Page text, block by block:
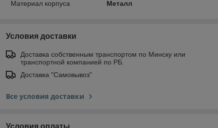
Материал корпуса Металл
Условия доставки
Доставка собственным транспортом по Минску или
транспортной компанией по РБ.
Доставка "Самовывоз"
Все условия доставки
Условия оплаты